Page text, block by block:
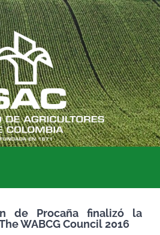
de Procaña finalizó la
WABCG Council 2016